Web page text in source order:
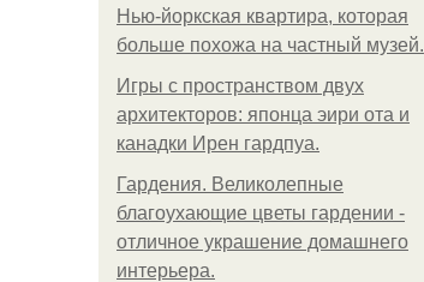
Нью-йоркская квартира, которая
больше похожа на частный музей.
Игры с пространством двух
архитекторов: японца эири ота и
канадки Ирен гардпуа.
Гардения. Великолепные
благоухающие цветы гардении -
отличное украшение домашнего
интерьера.